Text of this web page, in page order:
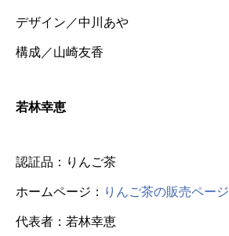
デザイン／中川あや
構成／山崎友香
若林幸恵
認証品：りんご茶
ホームページ： りんご茶の販売ページ
代表者：若林幸恵